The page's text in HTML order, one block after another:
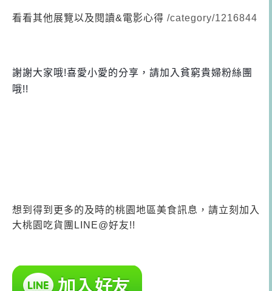
看看其他展覽以及閱讀&電影心得 /category/1216844
謝謝大家哦!喜愛小愛的分享，請加入貧窮貴婦粉絲團
哦!!
想到得到更多的及時的桃園地區美食訊息，請立刻加入
大桃園吃貨團LINE@好友!!